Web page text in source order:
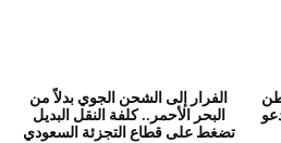
الفرار إلى الشحن الجوي بدلاً من
البحر الأحمر.. كلفة النقل البديل
تضغط على قطاع التجزئة السعودي